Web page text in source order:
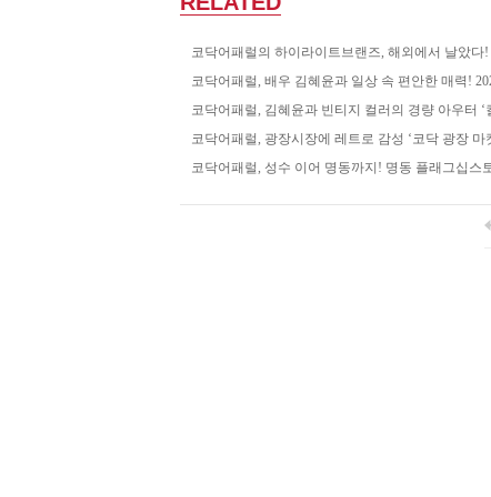
코닥어패럴의 하이라이트브랜즈, 해외에서 날았다
코닥어패럴, 배우 김혜윤과 일상 속 편안한 매력!
코닥어패럴, 김혜윤과 빈티지 컬러의 경량 아우터 ‘
코닥어패럴, 광장시장에 레트로 감성 ‘코닥 광장 마
코닥어패럴, 성수 이어 명동까지! 명동 플래그십스